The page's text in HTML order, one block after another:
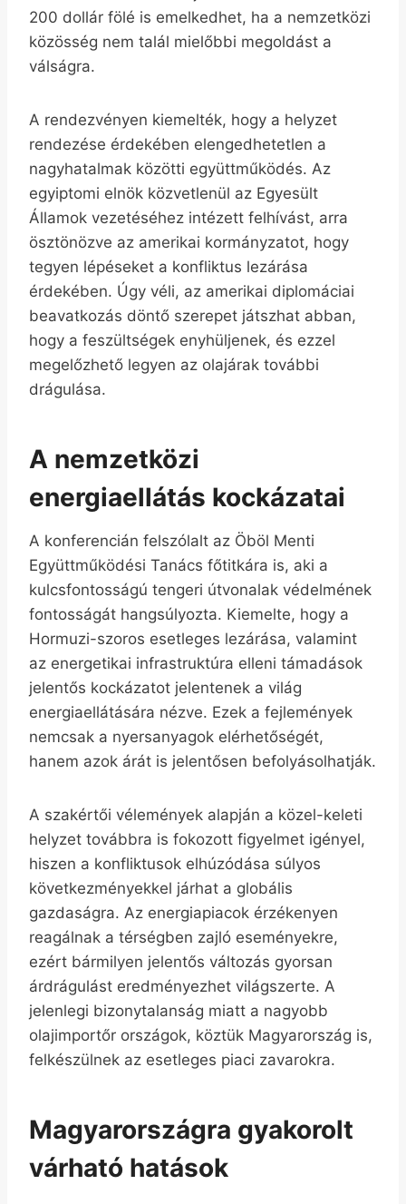
200 dollár fölé is emelkedhet, ha a nemzetközi
közösség nem talál mielőbbi megoldást a
válságra.
A rendezvényen kiemelték, hogy a helyzet
rendezése érdekében elengedhetetlen a
nagyhatalmak közötti együttműködés. Az
egyiptomi elnök közvetlenül az Egyesült
Államok vezetéséhez intézett felhívást, arra
ösztönözve az amerikai kormányzatot, hogy
tegyen lépéseket a konfliktus lezárása
érdekében. Úgy véli, az amerikai diplomáciai
beavatkozás döntő szerepet játszhat abban,
hogy a feszültségek enyhüljenek, és ezzel
megelőzhető legyen az olajárak további
drágulása.
A nemzetközi
energiaellátás kockázatai
A konferencián felszólalt az Öböl Menti
Együttműködési Tanács főtitkára is, aki a
kulcsfontosságú tengeri útvonalak védelmének
fontosságát hangsúlyozta. Kiemelte, hogy a
Hormuzi-szoros esetleges lezárása, valamint
az energetikai infrastruktúra elleni támadások
jelentős kockázatot jelentenek a világ
energiaellátására nézve. Ezek a fejlemények
nemcsak a nyersanyagok elérhetőségét,
hanem azok árát is jelentősen befolyásolhatják.
A szakértői vélemények alapján a közel-keleti
helyzet továbbra is fokozott figyelmet igényel,
hiszen a konfliktusok elhúzódása súlyos
következményekkel járhat a globális
gazdaságra. Az energiapiacok érzékenyen
reagálnak a térségben zajló eseményekre,
ezért bármilyen jelentős változás gyorsan
árdrágulást eredményezhet világszerte. A
jelenlegi bizonytalanság miatt a nagyobb
olajimportőr országok, köztük Magyarország is,
felkészülnek az esetleges piaci zavarokra.
Magyarországra gyakorolt
várható hatások